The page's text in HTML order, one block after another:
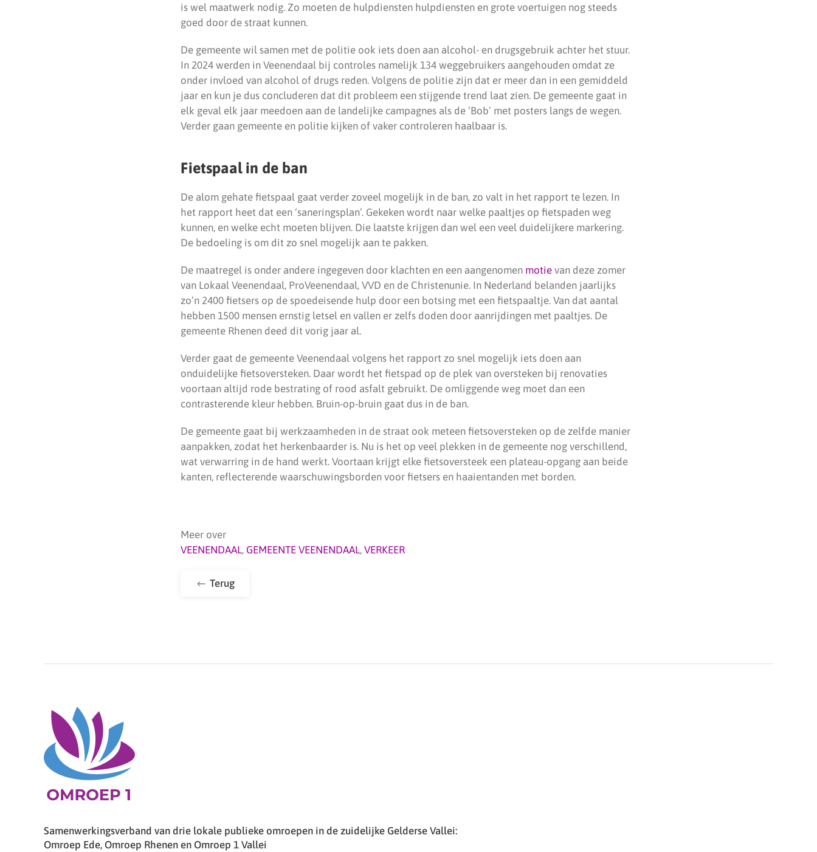
is wel maatwerk nodig. Zo moeten de hulpdiensten hulpdiensten en grote voertuigen nog steeds
goed door de straat kunnen.
De gemeente wil samen met de politie ook iets doen aan alcohol- en drugsgebruik achter het stuur.
In 2024 werden in Veenendaal bij controles namelijk 134 weggebruikers aangehouden omdat ze
onder invloed van alcohol of drugs reden. Volgens de politie zijn dat er meer dan in een gemiddeld
jaar en kun je dus concluderen dat dit probleem een stijgende trend laat zien. De gemeente gaat in
elk geval elk jaar meedoen aan de landelijke campagnes als de ‘Bob’ met posters langs de wegen.
Verder gaan gemeente en politie kijken of vaker controleren haalbaar is.
Fietspaal in de ban
De alom gehate fietspaal gaat verder zoveel mogelijk in de ban, zo valt in het rapport te lezen. In
het rapport heet dat een ‘saneringsplan’. Gekeken wordt naar welke paaltjes op fietspaden weg
kunnen, en welke echt moeten blijven. Die laatste krijgen dan wel een veel duidelijkere markering.
De bedoeling is om dit zo snel mogelijk aan te pakken.
De maatregel is onder andere ingegeven door klachten en een aangenomen motie van deze zomer
van Lokaal Veenendaal, ProVeenendaal, VVD en de Christenunie. In Nederland belanden jaarlijks
zo’n 2400 fietsers op de spoedeisende hulp door een botsing met een fietspaaltje. Van dat aantal
hebben 1500 mensen ernstig letsel en vallen er zelfs doden door aanrijdingen met paaltjes. De
gemeente Rhenen deed dit vorig jaar al.
Verder gaat de gemeente Veenendaal volgens het rapport zo snel mogelijk iets doen aan
onduidelijke fietsoversteken. Daar wordt het fietspad op de plek van oversteken bij renovaties
voortaan altijd rode bestrating of rood asfalt gebruikt. De omliggende weg moet dan een
contrasterende kleur hebben. Bruin-op-bruin gaat dus in de ban.
De gemeente gaat bij werkzaamheden in de straat ook meteen fietsoversteken op de zelfde manier
aanpakken, zodat het herkenbaarder is. Nu is het op veel plekken in de gemeente nog verschillend,
wat verwarring in de hand werkt. Voortaan krijgt elke fietsoversteek een plateau-opgang aan beide
kanten, reflecterende waarschuwingsborden voor fietsers en haaientanden met borden.
Meer over
VEENENDAAL, GEMEENTE VEENENDAAL, VERKEER
Terug
Samenwerkingsverband van drie lokale publieke omroepen in de zuidelijke Gelderse Vallei:
Omroep Ede, Omroep Rhenen en Omroep 1 Vallei